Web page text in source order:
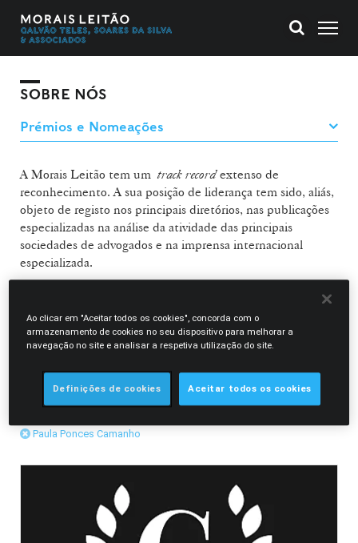
SOBRE NÓS
A Morais Leitão tem um track recordextenso de
reconhecimento. A sua posição de liderança tem sido, aliás,
objeto de registo nos principais diretórios, nas publicações
especializadas na análise da atividade das principais
sociedades de advogados e na imprensa internacional
especializada.
geral, nos respetivos rankings e, por isso, altamente
recomendada nas suas diversas áreas de atividade, sendo os
seus advogados individualmente reconhecidos pelo rigor e
Filtrar Prémios e Nomeações
Paula Ponces Camanho
Ao clicar em "Aceitar todos os cookies", concorda com o
armazenamento de cookies no seu dispositivo para melhorar a
navegação no site e analisar a respetiva utilização do site.
Definições de cookies Aceitar todos os cookies